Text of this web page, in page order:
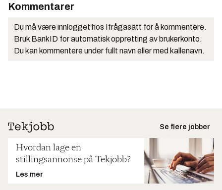
Kommentarer
Du må være innlogget hos Ifrågasätt for å kommentere.
Bruk BankID for automatisk oppretting av brukerkonto.
Du kan kommentere under fullt navn eller med kallenavn.
Se flere jobber
Hvordan lage en
stillingsannonse på Tekjobb?
Les mer